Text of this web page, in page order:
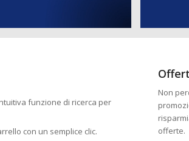
funzione di ricerca per
con un semplice clic.
Non
offerte.